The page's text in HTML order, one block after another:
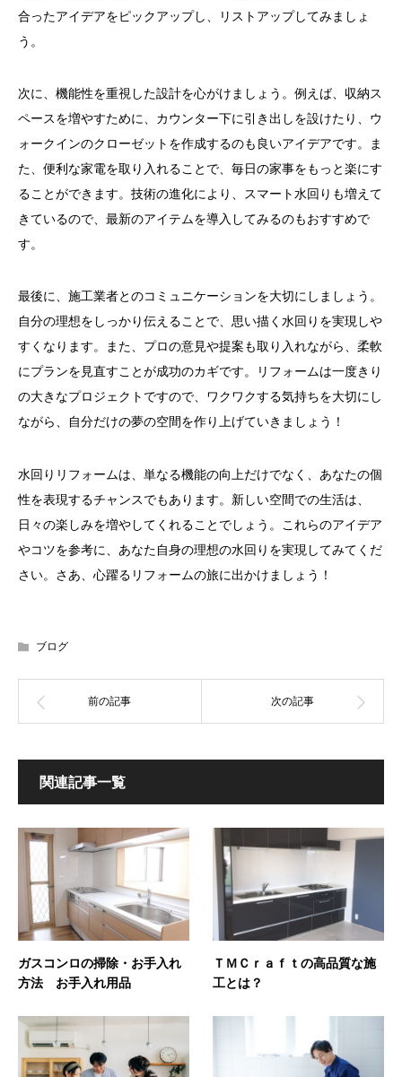
合ったアイデアをピックアップし、リストアップしてみましょ
う。
次に、機能性を重視した設計を心がけましょう。例えば、収納ス
ペースを増やすために、カウンター下に引き出しを設けたり、ウ
ォークインのクローゼットを作成するのも良いアイデアです。ま
た、便利な家電を取り入れることで、毎日の家事をもっと楽にす
ることができます。技術の進化により、スマート水回りも増えて
きているので、最新のアイテムを導入してみるのもおすすめで
す。
最後に、施工業者とのコミュニケーションを大切にしましょう。
自分の理想をしっかり伝えることで、思い描く水回りを実現しや
すくなります。また、プロの意見や提案も取り入れながら、柔軟
にプランを見直すことが成功のカギです。リフォームは一度きり
の大きなプロジェクトですので、ワクワクする気持ちを大切にし
ながら、自分だけの夢の空間を作り上げていきましょう！
水回りリフォームは、単なる機能の向上だけでなく、あなたの個
性を表現するチャンスでもあります。新しい空間での生活は、
日々の楽しみを増やしてくれることでしょう。これらのアイデア
やコツを参考に、あなた自身の理想の水回りを実現してみてくだ
さい。さあ、心躍るリフォームの旅に出かけましょう！
ブログ
関連記事一覧
ガスコンロの掃除・お手入れ
方法 お手入れ用品
ＴＭＣｒａｆｔの高品質な施
工とは？